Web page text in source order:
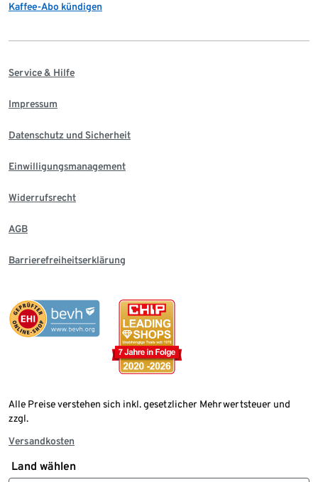
Kaffee-Abo kündigen
Service & Hilfe
Impressum
Datenschutz und Sicherheit
Einwilligungsmanagement
Widerrufsrecht
AGB
Barrierefreiheitserklärung
Alle Preise verstehen sich inkl. gesetzlicher Mehrwertsteuer und
zzgl.
Versandkosten
Land wählen